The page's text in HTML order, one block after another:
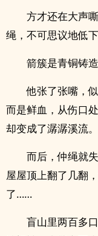
方才还在大声
绳，不可思议地低
箭簇是青铜铸
他张了张嘴，
而是鲜血，从伤口
却变成了潺潺溪流。
而后，仲绳就
屋屋顶上翻了几翻
了……
盲山里两百多